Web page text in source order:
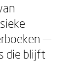
—
die blijft